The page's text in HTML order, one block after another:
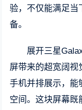
验，不仅能满足当
备。
展开三星
屏带来的超宽阔视
手机并排展示，能
空间。这块屏幕既